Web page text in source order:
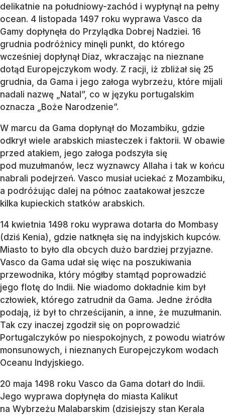
delikatnie na południowy-zachód i wypłynął na pełny
ocean. 4 listopada 1497 roku wyprawa Vasco da
Gamy dopłynęła do Przylądka Dobrej Nadziei. 16
grudnia podróżnicy minęli punkt, do którego
wcześniej dopłynął Diaz, wkraczając na nieznane
dotąd Europejczykom wody. Z racji, iż zbliżał się 25
grudnia, da Gama i jego załoga wybrzeżu, które mijali
nadali nazwę „Natal”, co w języku portugalskim
oznacza „Boże Narodzenie”.
W marcu da Gama dopłynął do Mozambiku, gdzie
odkrył wiele arabskich miasteczek i faktorii. W obawie
przed atakiem, jego załoga podszyła się
pod muzułmanów, lecz wyznawcy Allaha i tak w końcu
nabrali podejrzeń. Vasco musiał uciekać z Mozambiku,
a podróżując dalej na północ zaatakował jeszcze
kilka kupieckich statków arabskich.
14 kwietnia 1498 roku wyprawa dotarła do Mombasy
(dziś Kenia), gdzie natknęła się na indyjskich kupców.
Miasto to było dla obcych dużo bardziej przyjazne.
Vasco da Gama udał się więc na poszukiwania
przewodnika, który mógłby stamtąd poprowadzić
jego flotę do Indii. Nie wiadomo dokładnie kim był
człowiek, którego zatrudnił da Gama. Jedne źródła
podają, iż był to chrześcijanin, a inne, że muzułmanin.
Tak czy inaczej zgodził się on poprowadzić
Portugalczyków po niespokojnych, z powodu wiatrów
monsunowych, i nieznanych Europejczykom wodach
Oceanu Indyjskiego.
20 maja 1498 roku Vasco da Gama dotarł do Indii.
Jego wyprawa dopłynęła do miasta Kalikut
na Wybrzeżu Malabarskim (dzisiejszy stan Kerala